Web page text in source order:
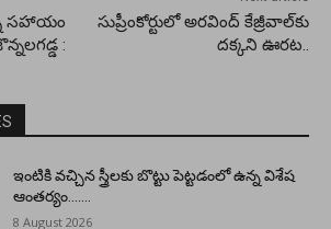
సహాయం
:
సుప్రీంకోర్టులో అరవింద్ కేజ్రీవాల్‌కు
దక్కని ఊరట..
ఇంటికి వచ్చిన స్త్రీలకు బొట్టు పెట్టడంలో ఉన్న విశేష
ఆంతర్యం…….
8 August 2026